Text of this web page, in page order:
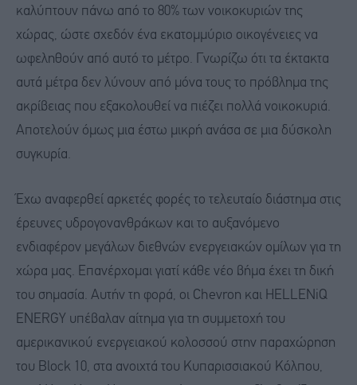
καλύπτουν πάνω από το 80% των νοικοκυριών της
χώρας, ώστε σχεδόν ένα εκατομμύριο οικογένειες να
ωφεληθούν από αυτό το μέτρο. Γνωρίζω ότι τα έκτακτα
αυτά μέτρα δεν λύνουν από μόνα τους το πρόβλημα της
ακρίβειας που εξακολουθεί να πιέζει πολλά νοικοκυριά.
Αποτελούν όμως μια έστω μικρή ανάσα σε μια δύσκολη
συγκυρία.
Έχω αναφερθεί αρκετές φορές το τελευταίο διάστημα στις
έρευνες υδρογονανθράκων και το αυξανόμενο
ενδιαφέρον μεγάλων διεθνών ενεργειακών ομίλων για τη
χώρα μας. Επανέρχομαι γιατί κάθε νέο βήμα έχει τη δική
του σημασία. Αυτήν τη φορά, οι Chevron και HELLENiQ
ENERGY υπέβαλαν αίτημα για τη συμμετοχή του
αμερικανικού ενεργειακού κολοσσού στην παραχώρηση
του Block 10, στα ανοιχτά του Κυπαρισσιακού Κόλπου,